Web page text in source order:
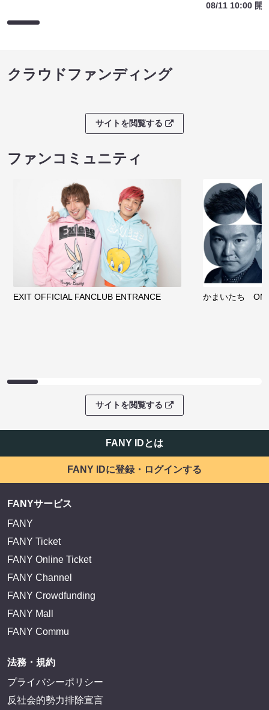
08/11 10:00 開
クラウドファンディング
サイトを閲覧する
ファンコミュニティ
EXIT OFFICIAL FANCLUB ENTRANCE かまいたち
サイトを閲覧する
FANY IDとは
FANY IDに登録・ログインする
FANYサービス
FANY
FANY Ticket
FANY Online Ticket
FANY Channel
FANY Crowdfunding
FANY Mall
FANY Commu
法務・規約
プライバシーポリシー
反社会的勢力排除宣言